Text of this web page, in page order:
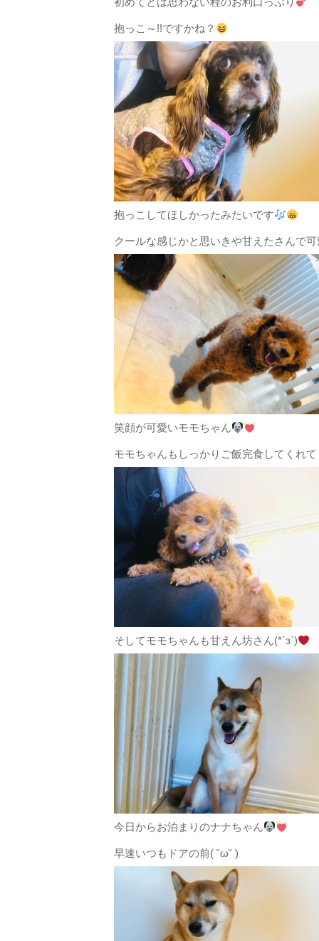
抱っこ～!!ですかね？
抱っこしてほしかったみたいです
クールな感じかと思いきや甘えたさんで
笑顔が可愛いモモちゃん
モモちゃんもしっかりご飯完食してくれ
そしてモモちゃんも甘えん坊さん(*´з`)
今日からお泊まりのナナちゃん
早速いつもドアの前( ˘ω˘ )